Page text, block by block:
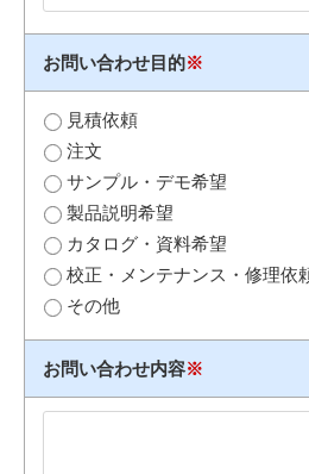
お問い合わせ目的※
見積依頼
注文
サンプル・デモ希望
製品説明希望
カタログ・資料希望
校正・メンテナンス・修理依
その他
お問い合わせ内容※